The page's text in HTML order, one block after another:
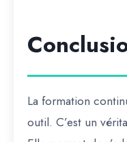
La formation
outil. C’est un